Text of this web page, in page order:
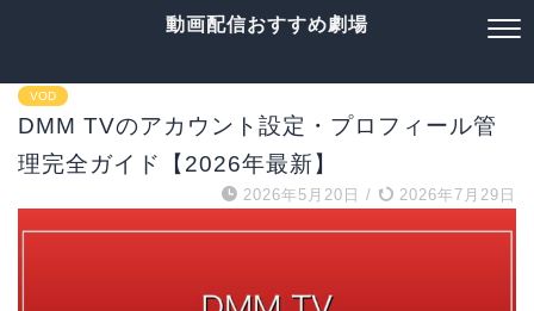
動画配信おすすめ劇場
VOD
DMM TVのアカウント設定・プロフィール管
理完全ガイド【2026年最新】
2026年5月20日 / 2026年7月29日